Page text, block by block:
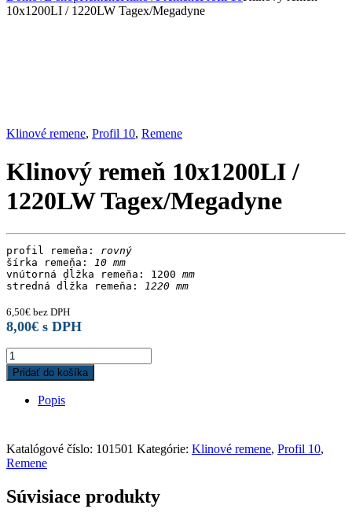
10x1200LI / 1220LW Tagex/Megadyne
Klinové remene, Profil 10, Remene
Klinový remeň 10x1200LI /
1220LW Tagex/Megadyne
profil remeňa: rovný
šírka remeňa:
10 mm
vnútorná dĺžka remeňa: 1200 mm
stredná dĺžka remeňa:
1220 mm
6,50€ bez DPH
8,00€ s DPH
Klinový
remeň
10x1200LI
1220LW
Pridať do košíka
Popis
Katalógové číslo: 101501 Kategórie: Klinové remene, Profil 10,
Remene
Súvisiace produkty